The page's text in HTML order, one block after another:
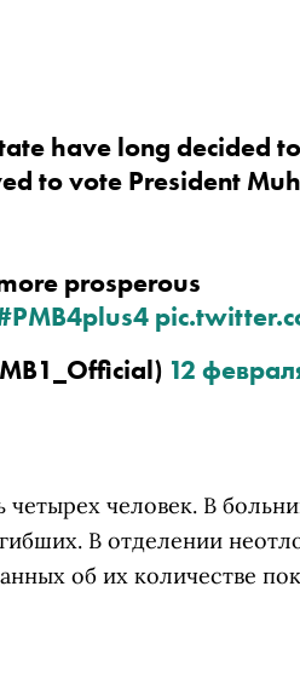
to vote President
prosperous
12
четырех человек. В
В отделении
об их количестве